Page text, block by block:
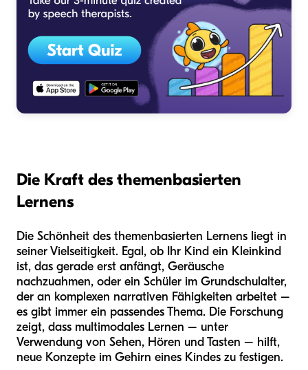
Die Kraft des themenbasierten
Lernens
Die Schönheit des themenbasierten Lernens liegt in
seiner Vielseitigkeit. Egal, ob Ihr Kind ein Kleinkind
ist, das gerade erst anfängt, Geräusche
nachzuahmen, oder ein Schüler im Grundschulalter,
der an komplexen narrativen Fähigkeiten arbeitet –
es gibt immer ein passendes Thema. Die Forschung
zeigt, dass multimodales Lernen – unter
Verwendung von Sehen, Hören und Tasten – hilft,
neue Konzepte im Gehirn eines Kindes zu festigen.